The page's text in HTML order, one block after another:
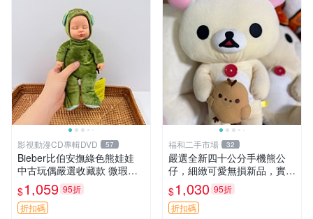
影視動漫CD專輯DVD 57
Bieber比伯安撫綠色熊娃娃
中古玩偶嚴選收藏款 微瑕輕
度使用 Bieber綠熊娃娃 中古
玩偶 微瑕
$1,059 95折
折扣碼
福和二手市場 32
嚴選全新四十公分手機熊公
仔，細緻可愛無損新品，實拍
展現萌趣風采 潘朵拉 熊抱枕
$1,030 95折
折扣碼